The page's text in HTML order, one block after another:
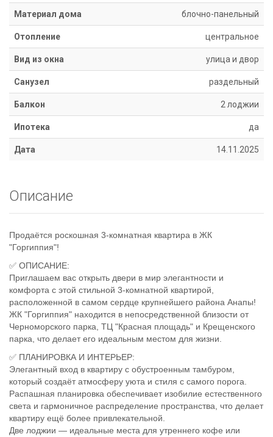
Сопровождение
ипотеки
Юридические
услуги
Статьи
Контакты
8
800
550
80
918
670
14
Материал дома блочно-панельный
Отопление центральное
Вид из окна улица и двор
Санузел раздельный
Балкон 2 лоджии
Ипотека да
Дата 14.11.2025
Описание
Продаётся роскошная 3-комнатная квартира в ЖК
"Горгиппия"!
✅ ОПИСАНИЕ:
Приглашаем вас открыть двери в мир элегантности и
комфорта с этой стильной 3-комнатной квартирой,
расположенной в самом сердце крупнейшего района Анапы!
ЖК "Горгиппия" находится в непосредственной близости от
Черноморского парка, ТЦ "Красная площадь" и Крещенского
парка, что делает его идеальным местом для жизни.
✅ ПЛАНИРОВКА И ИНТЕРЬЕР:
Элегантный вход в квартиру с обустроенным тамбуром,
который создаёт атмосферу уюта и стиля с самого порога.
Распашная планировка обеспечивает изобилие естественного
света и гармоничное распределение пространства, что делает
квартиру ещё более привлекательной.
Две лоджии — идеальные места для утреннего кофе или